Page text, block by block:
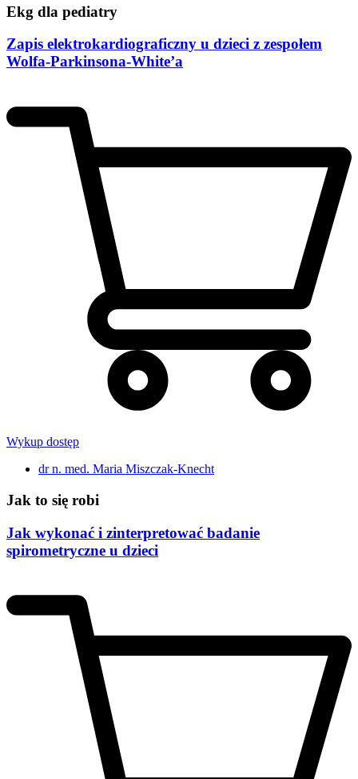
Ekg dla pediatry
Zapis elektrokardiograficzny u dzieci z zespołem
Wolfa-Parkinsona-White’a
Wykup dostęp
dr n. med. Maria Miszczak-Knecht
Jak to się robi
Jak wykonać i zinterpretować badanie
spirometryczne u dzieci